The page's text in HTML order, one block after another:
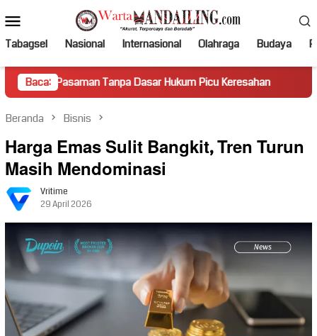
ke
kontenMobile
Tabagsel Nasional Internasional Olahraga Budaya
Baca:
Tanpa Dasar Hukum Picu Keresahan Truk Miring
Beranda Bisnis
Harga Emas Sulit Bangkit, Tren Turun
Masih Mendominasi
Vritime
29 April 2026